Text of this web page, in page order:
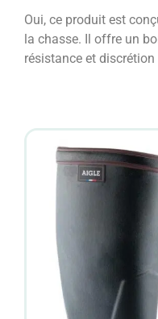
Oui, ce produit est
la chasse. Il offre un
résistance et discrétion